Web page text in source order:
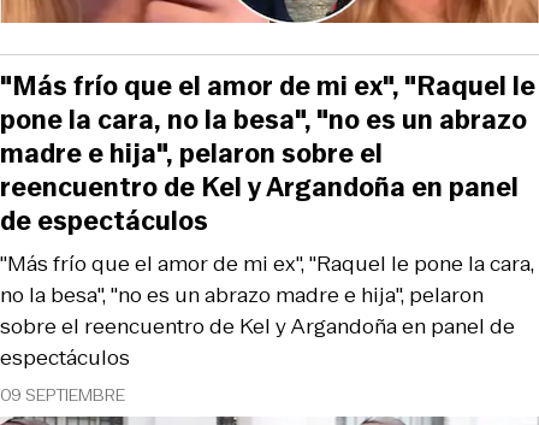
09 SEPTIEMBRE
"Más frío que el amor de mi ex", "Raquel le pone la cara,
no la besa", "no es un abrazo madre e hija", pelaron
sobre el reencuentro de Kel y Argandoña en panel de
espectáculos
"Más frío que el amor de mi ex", "Raquel le
pone la cara, no la besa", "no es un abrazo
madre e hija", pelaron sobre el
reencuentro de Kel y Argandoña en panel
de espectáculos